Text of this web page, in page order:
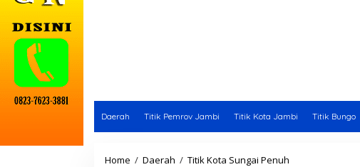
Daerah Titik Pemrov Jambi Titik Kota Jambi Titik Bungo
Home / Daerah / Titik Kota Sungai Penuh